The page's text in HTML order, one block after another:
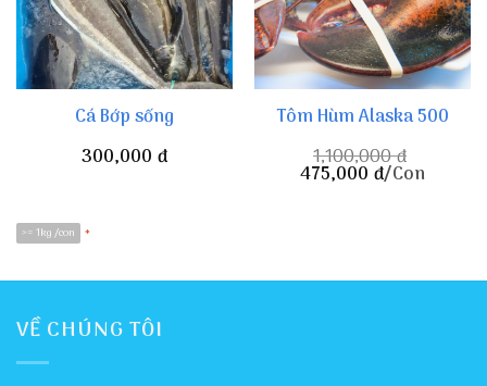
Cá Bớp sống
300,000 đ
>= 1kg /con *
Tôm Hùm Alaska 500
1,100,000đ
475,000 đ/Con
VỀ CHÚNG TÔI